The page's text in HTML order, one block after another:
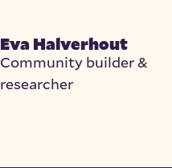
Eva Halverhout
Community builder &
researcher